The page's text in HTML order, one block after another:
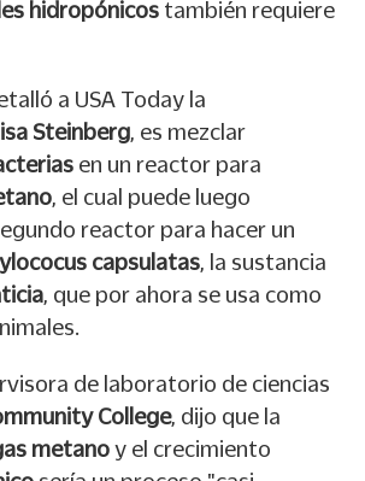
hidropónicos también requiere
a USA Today la
Steinberg, es mezclar
en un reactor para
, el cual puede luego
reactor para hacer un
capsulatas, la sustancia
, que por ahora se usa como
de laboratorio de ciencias
College, dijo que la
metano y el crecimiento